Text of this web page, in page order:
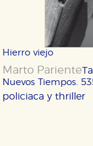
Hierro viejo
Marto Pariente
Nuevos Tiempos.
policiaca y thriller